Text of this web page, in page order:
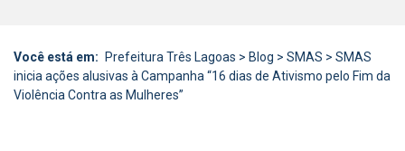
Você está em: Prefeitura Três Lagoas > Blog > SMAS > SMAS
inicia ações alusivas à Campanha “16 dias de Ativismo pelo Fim da
Violência Contra as Mulheres”